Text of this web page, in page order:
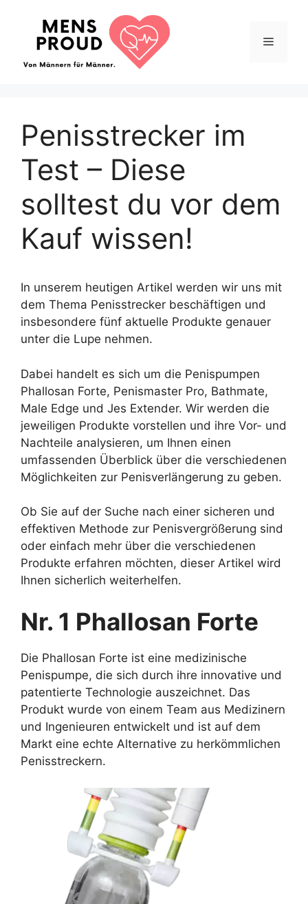
Menü
Penisstrecker im
Test – Diese
solltest du vor dem
Kauf wissen!
In unserem heutigen Artikel werden wir uns mit
dem Thema Penisstrecker beschäftigen und
insbesondere fünf aktuelle Produkte genauer
unter die Lupe nehmen.
Dabei handelt es sich um die Penispumpen
Phallosan Forte, Penismaster Pro, Bathmate,
Male Edge und Jes Extender. Wir werden die
jeweiligen Produkte vorstellen und ihre Vor- und
Nachteile analysieren, um Ihnen einen
umfassenden Überblick über die verschiedenen
Möglichkeiten zur Penisverlängerung zu geben.
Ob Sie auf der Suche nach einer sicheren und
effektiven Methode zur Penisvergrößerung sind
oder einfach mehr über die verschiedenen
Produkte erfahren möchten, dieser Artikel wird
Ihnen sicherlich weiterhelfen.
Nr. 1 Phallosan Forte
Die Phallosan Forte ist eine medizinische
Penispumpe, die sich durch ihre innovative und
patentierte Technologie auszeichnet. Das
Produkt wurde von einem Team aus Medizinern
und Ingenieuren entwickelt und ist auf dem
Markt eine echte Alternative zu herkömmlichen
Penisstreckern.